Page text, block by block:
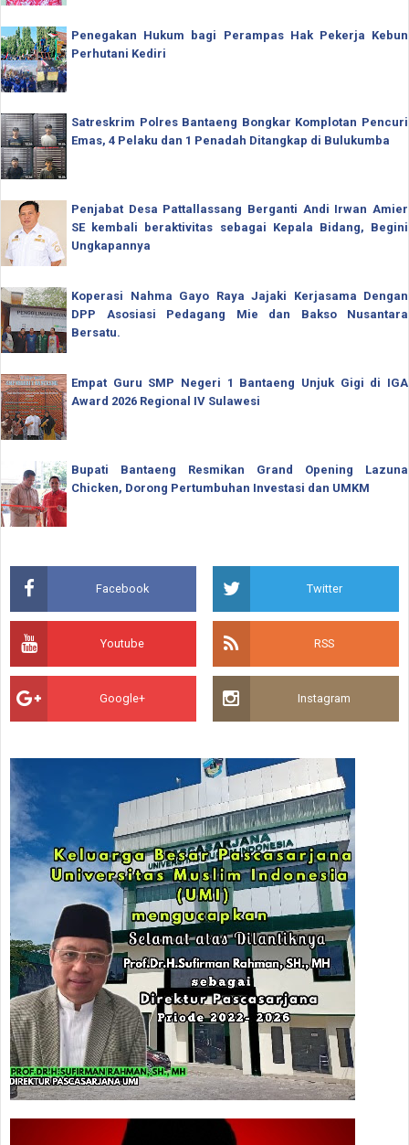
Penegakan Hukum bagi Perampas Hak Pekerja Kebun
Perhutani Kediri
Satreskrim Polres Bantaeng Bongkar Komplotan Pencuri
Emas, 4 Pelaku dan 1 Penadah Ditangkap di Bulukumba
Penjabat Desa Pattallassang Berganti Andi Irwan Amier
SE kembali beraktivitas sebagai Kepala Bidang, Begini
Ungkapannya
Koperasi Nahma Gayo Raya Jajaki Kerjasama Dengan
DPP Asosiasi Pedagang Mie dan Bakso Nusantara
Bersatu.
Empat Guru SMP Negeri 1 Bantaeng Unjuk Gigi di IGA
Award 2026 Regional IV Sulawesi
Bupati Bantaeng Resmikan Grand Opening Lazuna
Chicken, Dorong Pertumbuhan Investasi dan UMKM
Facebook Twitter
Youtube RSS
Google+ Instagram